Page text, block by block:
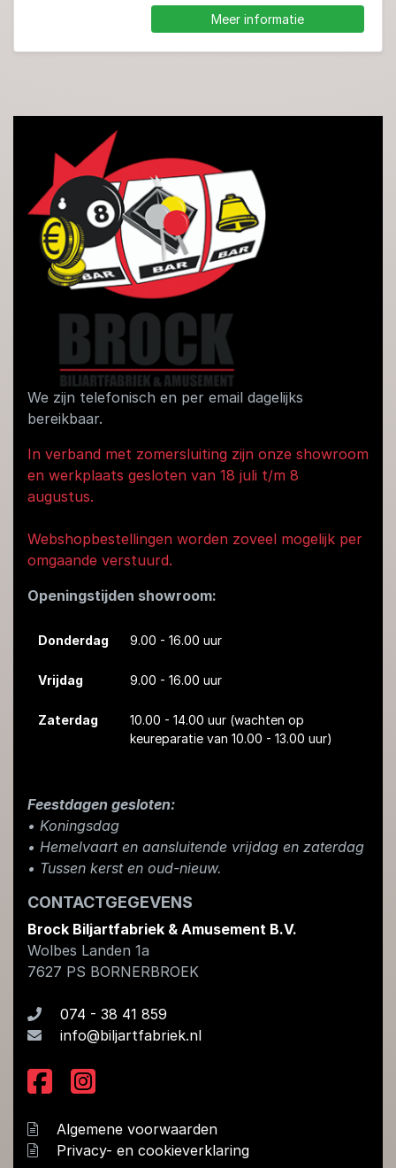
Meer informatie
We zijn telefonisch en per email dagelijks
bereikbaar.
In verband met zomersluiting zijn onze showroom
en werkplaats gesloten van 18 juli t/m 8
augustus.
Webshopbestellingen worden zoveel mogelijk per
omgaande verstuurd.
Openingstijden showroom:
Donderdag 9.00 - 16.00 uur
Vrijdag 9.00 - 16.00 uur
Zaterdag 10.00 - 14.00 uur (wachten op
keureparatie van 10.00 - 13.00 uur)
Feestdagen gesloten:
• Koningsdag
​• Hemelvaart en aansluitende vrijdag en zaterdag
• Tussen kerst en oud-nieuw.
CONTACTGEGEVENS
Brock Biljartfabriek & Amusement B.V.
Wolbes Landen 1a
7627 PS BORNERBROEK
074 - 38 41 859
info@biljartfabriek.nl
Algemene voorwaarden
Privacy- en cookieverklaring